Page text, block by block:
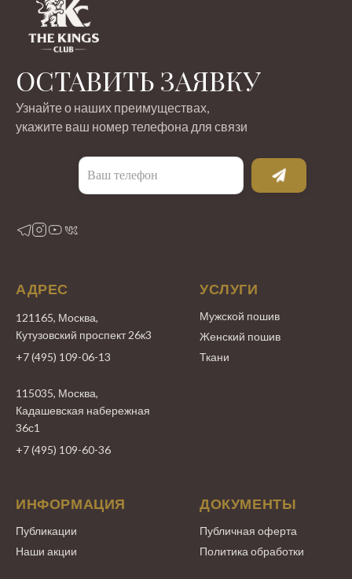
ОСТАВИТЬ ЗАЯВКУ
Узнайте о наших преимуществах,
укажите ваш номер телефона для связи
АДРЕС
121165, Москва,
Кутузовский проспект 26к3
+7 (495) 109-06-13
115035, Москва,
Кадашевская набережная
36с1
+7 (495) 109-60-36
УСЛУГИ
Мужской пошив
Женский пошив
Ткани
ИНФОРМАЦИЯ
Публикации
Наши акции
ДОКУМЕНТЫ
Публичная оферта
Политика обработки